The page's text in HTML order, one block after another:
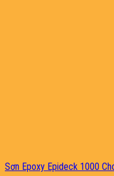
Sơn Epoxy Epideck 1000